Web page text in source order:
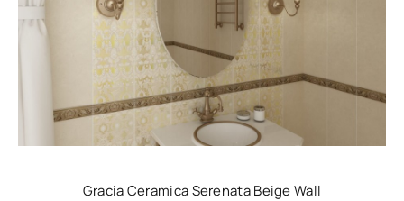
Gracia Ceramica Serenata Beige Wall